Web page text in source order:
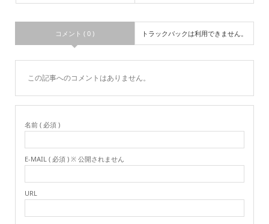
コメント ( 0 ) トラックバックは利用できません。
この記事へのコメントはありません。
名前 ( 必須 )
E-MAIL ( 必須 ) ※ 公開されません
URL